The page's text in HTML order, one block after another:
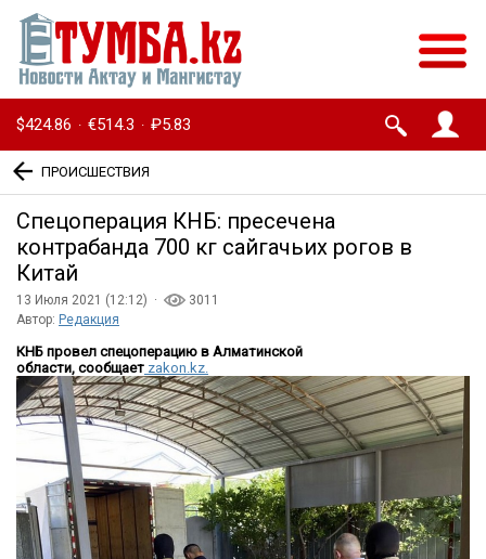
$424.86 · €514.3 · ₽5.83
ПРОИСШЕСТВИЯ
Спецоперация КНБ: пресечена
контрабанда 700 кг сайгачьих рогов в
Китай
13 Июля 2021 (12:12) ·
3011
Автор: Редакция
КНБ провел спецоперацию в Алматинской
области, сообщает zakon.kz.